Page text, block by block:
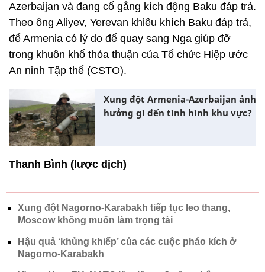
Azerbaijan và đang cố gắng kích động Baku đáp trả.
Theo ông Aliyev, Yerevan khiêu khích Baku đáp trả,
để Armenia có lý do để quay sang Nga giúp đỡ
trong khuôn khổ thỏa thuận của Tổ chức Hiệp ước
An ninh Tập thể (CSTO).
Xung đột Armenia-Azerbaijan ảnh
hưởng gì đến tình hình khu vực?
Thanh Bình (lược dịch)
Xung đột Nagorno-Karabakh tiếp tục leo thang,
Moscow không muốn làm trọng tài
Hậu quả ‘khủng khiếp’ của các cuộc pháo kích ở
Nagorno-Karabakh